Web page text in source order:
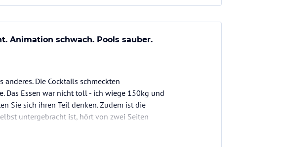
Animation schwach. Pools sauber.
Die Cocktails schmeckten
Das Essen war nicht toll - ich wiege 150kg und
Sie sich ihren Teil denken. Zudem ist die
untergebracht ist, hört von zwei Seiten